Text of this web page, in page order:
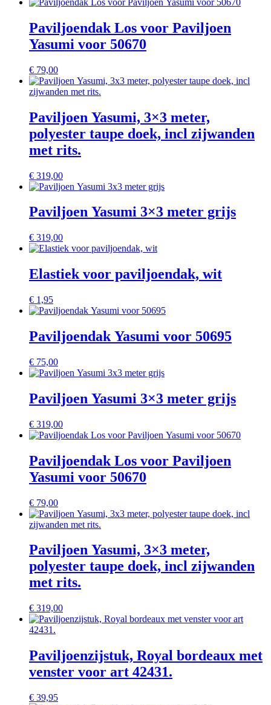
Paviljoendak Los voor Paviljoen
Yasumi voor 50670
€ 79,00
Paviljoen Yasumi, 3×3 meter,
polyester taupe doek, incl zijwanden
met rits.
€ 319,00
Paviljoen Yasumi 3×3 meter grijs
€ 319,00
Elastiek voor paviljoendak, wit
€ 1,95
Paviljoendak Yasumi voor 50695
€ 75,00
Paviljoen Yasumi 3×3 meter grijs
€ 319,00
Paviljoendak Los voor Paviljoen
Yasumi voor 50670
€ 79,00
Paviljoen Yasumi, 3×3 meter,
polyester taupe doek, incl zijwanden
met rits.
€ 319,00
Paviljoenzijstuk, Royal bordeaux met
venster voor art 42431.
€ 39,95